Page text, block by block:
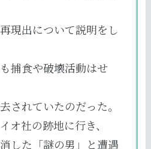
現出について説明をし
捕食や破壊活動はせ
されていたのだった。
オ社の跡地に行き、
した「謎の男」と遭遇